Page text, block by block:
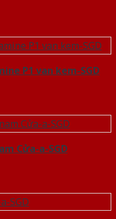
P1 van kem-SGD
Cửa-a-SGD